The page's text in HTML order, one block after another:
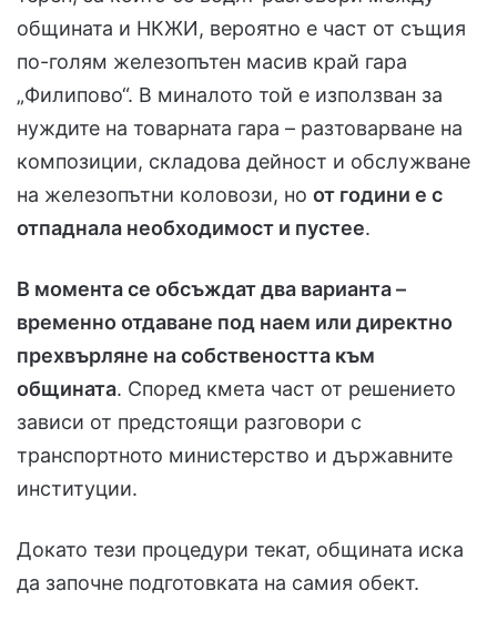
общината и НКЖИ, вероятно е част от същия
по-голям железопътен масив край гара
„Филипово“. В миналото той е използван за
нуждите на товарната гара – разтоварване на
композиции, складова дейност и обслужване
на железопътни коловози, но от години е с
отпаднала необходимост и пустее.
В момента се обсъждат два варианта –
временно отдаване под наем или директно
прехвърляне на собствеността към
общината. Според кмета част от решението
зависи от предстоящи разговори с
транспортното министерство и държавните
институции.
Докато тези процедури текат, общината иска
да започне подготовката на самия обект.